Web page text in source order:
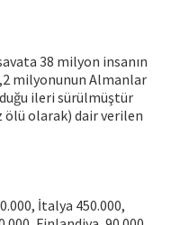
38 milyon insanın
milyonunun Almanlar
ileri sürülmüştür
ölü olarak) dair verilen
İtalya 450.000,